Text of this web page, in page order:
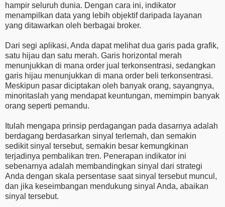
hampir seluruh dunia. Dengan cara ini, indikator
menampilkan data yang lebih objektif daripada layanan
yang ditawarkan oleh berbagai broker.
Dari segi aplikasi, Anda dapat melihat dua garis pada grafik,
satu hijau dan satu merah. Garis horizontal merah
menunjukkan di mana order jual terkonsentrasi, sedangkan
garis hijau menunjukkan di mana order beli terkonsentrasi.
Meskipun pasar diciptakan oleh banyak orang, sayangnya,
minoritaslah yang mendapat keuntungan, memimpin banyak
orang seperti pemandu.
Itulah mengapa prinsip perdagangan pada dasarnya adalah
berdagang berdasarkan sinyal terlemah, dan semakin
sedikit sinyal tersebut, semakin besar kemungkinan
terjadinya pembalikan tren. Penerapan indikator ini
sebenarnya adalah membandingkan sinyal dari strategi
Anda dengan skala persentase saat sinyal tersebut muncul,
dan jika keseimbangan mendukung sinyal Anda, abaikan
sinyal tersebut.